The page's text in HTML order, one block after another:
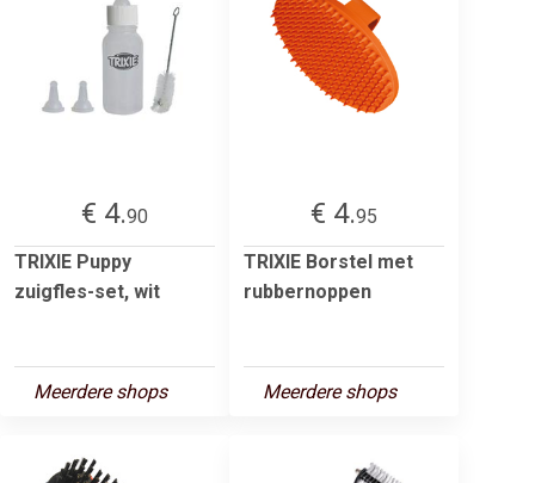
€ 4.90
TRIXIE Puppy
zuigfles-set, wit
Meerdere shops
€ 4.95
TRIXIE Borstel met
rubbernoppen
Meerdere shops